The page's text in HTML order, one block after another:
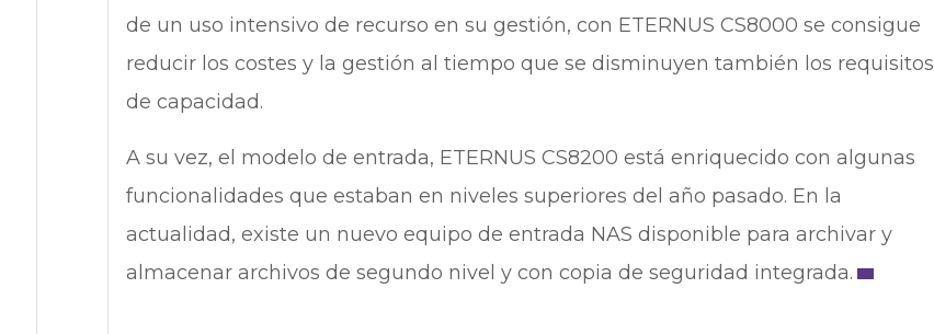
de un uso intensivo de recurso en su gestión, con ETERNUS CS8000 se consigue
reducir los costes y la gestión al tiempo que se disminuyen también los requisitos
de capacidad.
A su vez, el modelo de entrada, ETERNUS CS8200 está enriquecido con algunas
funcionalidades que estaban en niveles superiores del año pasado. En la
actualidad, existe un nuevo equipo de entrada NAS disponible para archivar y
almacenar archivos de segundo nivel y con copia de seguridad integrada.